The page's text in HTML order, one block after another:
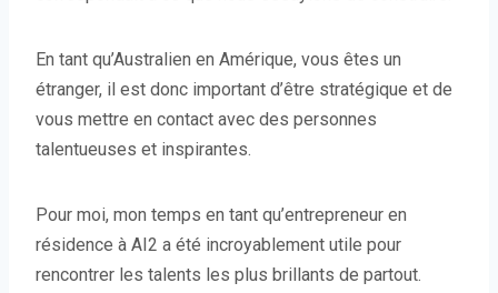
En tant qu’Australien en Amérique, vous êtes un
étranger, il est donc important d’être stratégique et de
vous mettre en contact avec des personnes
talentueuses et inspirantes.
Pour moi, mon temps en tant qu’entrepreneur en
résidence à AI2 a été incroyablement utile pour
rencontrer les talents les plus brillants de partout.